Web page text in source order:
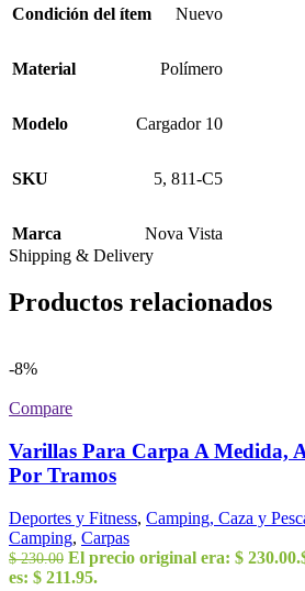
Condición del ítem Nuevo
Material Polímero
Modelo Cargador 10
SKU 5, 811-C5
Marca
Nova Vista
Shipping & Delivery
Productos relacionados
-8%
Compare
Varillas Para Carpa A Medida,
Por Tramos
Deportes y Fitness, Camping, Caza y
Camping, Carpas
$230.00 El precio original era: $ 230.00.
es: $ 211.95.